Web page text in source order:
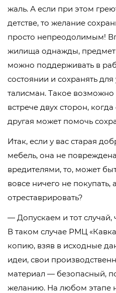
жаль. А если при этом
детстве, то желание
просто непреодолимым!
жилища однажды, предмет
можно поддерживать в
состоянии и сохранять
талисман. Такое
встрече двух сторон,
другая может помочь
Итак, если у вас старая
мебель, она не
вредителями, то, может
вовсе ничего не покупать,
отреставрировать?
— Допускаем и тот случай,
В таком случае РМЦ
копию, взяв в исходные
идеи, свои
материал — безопасный,
желанию. На любом этапе